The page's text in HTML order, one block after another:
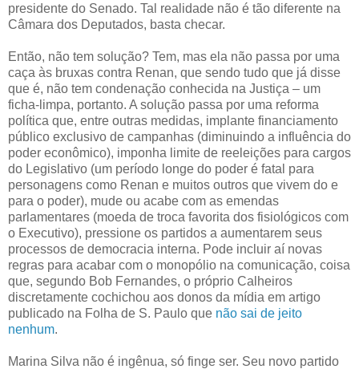
presidente do Senado. Tal realidade não é tão diferente na
Câmara dos Deputados, basta checar.
Então, não tem solução? Tem, mas ela não passa por uma
caça às bruxas contra Renan, que sendo tudo que já disse
que é, não tem condenação conhecida na Justiça – um
ficha-limpa, portanto. A solução passa por uma reforma
política que, entre outras medidas, implante financiamento
público exclusivo de campanhas (diminuindo a influência do
poder econômico), imponha limite de reeleições para cargos
do Legislativo (um período longe do poder é fatal para
personagens como Renan e muitos outros que vivem do e
para o poder), mude ou acabe com as emendas
parlamentares (moeda de troca favorita dos fisiológicos com
o Executivo), pressione os partidos a aumentarem seus
processos de democracia interna. Pode incluir aí novas
regras para acabar com o monopólio na comunicação, coisa
que, segundo Bob Fernandes, o próprio Calheiros
discretamente cochichou aos donos da mídia em artigo
publicado na Folha de S. Paulo que não sai de jeito
nenhum.
Marina Silva não é ingênua, só finge ser. Seu novo partido